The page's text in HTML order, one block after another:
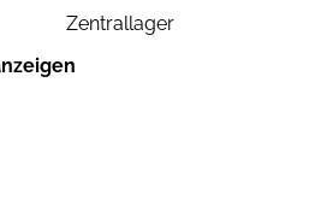
Zentrallager